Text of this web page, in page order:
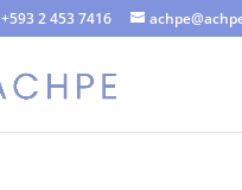
+593 2 453 7416